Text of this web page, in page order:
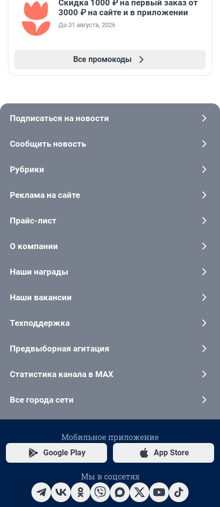
Скидка 1000 ₽ на первый заказ от
3000 ₽ на сайте и в приложении
До 31 августа, 2026
Все промокоды
Подписаться на новости
Сообщить новость
Рубрики
Реклама на сайте
Прайс-лист
О компании
Наши награды
Наши вакансии
Техподдержка
Предвыборная агитация
Статистика канала в MAX
Все города сети
Мобильное приложение
Google Play App Store
Мы в соцсетях